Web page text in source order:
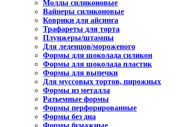
Молды силиконовые
Вайнеры силиконовые
Коврики для айсинга
Трафареты для торта
Плунжеры/штампы
Для леденцов/мороженого
Формы для шоколада силикон
Формы для шоколада пластик
Формы для выпечки
Для муссовых тортов, пирожных
Формы из металла
Разъемные формы
Формы перфорированные
Формы без дна
Формы бумажные